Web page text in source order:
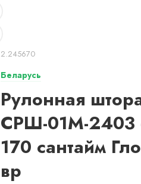
2.245670
Беларусь
Рулонная
СРШ-01М-
170 сантайм
вр